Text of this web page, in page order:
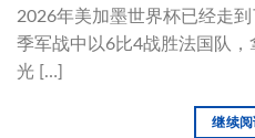
2026年美加墨世界杯已经走
季军战中以6比4战胜法国队
光 […]
继续